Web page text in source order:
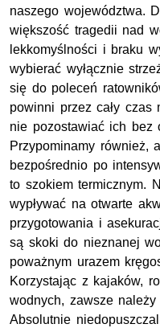
naszego województwa.
większość tragedii nad
lekkomyślności i braku
wybierać wyłącznie
się do poleceń
powinni przez cały
nie pozostawiać ich bez
Przypominamy również,
bezpośrednio po
to szokiem termicznym.
wypływać na otwarte
przygotowania i
są skoki do nieznanej
poważnym urazem
Korzystając z kajaków,
wodnych, zawsze należy
Absolutnie